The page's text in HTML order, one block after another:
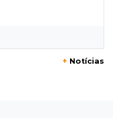
de jogo que
+ Notícias